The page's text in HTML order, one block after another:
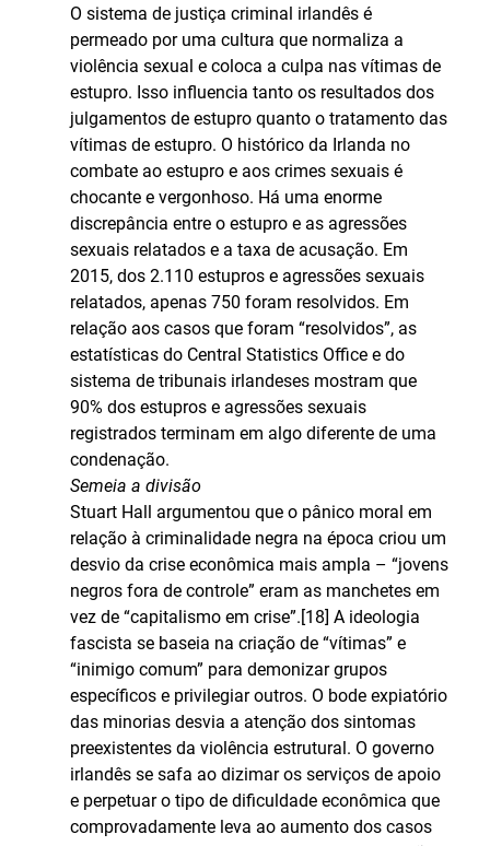
O sistema de justiça criminal irlandês é
permeado por uma cultura que normaliza a
violência sexual e coloca a culpa nas vítimas de
estupro. Isso influencia tanto os resultados dos
julgamentos de estupro quanto o tratamento das
vítimas de estupro. O histórico da Irlanda no
combate ao estupro e aos crimes sexuais é
chocante e vergonhoso. Há uma enorme
discrepância entre o estupro e as agressões
sexuais relatados e a taxa de acusação. Em
2015, dos 2.110 estupros e agressões sexuais
relatados, apenas 750 foram resolvidos. Em
relação aos casos que foram “resolvidos”, as
estatísticas do Central Statistics Office e do
sistema de tribunais irlandeses mostram que
90% dos estupros e agressões sexuais
registrados terminam em algo diferente de uma
condenação.
Semeia a divisão
Stuart Hall argumentou que o pânico moral em
relação à criminalidade negra na época criou um
desvio da crise econômica mais ampla – “jovens
negros fora de controle” eram as manchetes em
vez de “capitalismo em crise”.[18] A ideologia
fascista se baseia na criação de “vítimas” e
“inimigo comum” para demonizar grupos
específicos e privilegiar outros. O bode expiatório
das minorias desvia a atenção dos sintomas
preexistentes da violência estrutural. O governo
irlandês se safa ao dizimar os serviços de apoio
e perpetuar o tipo de dificuldade econômica que
comprovadamente leva ao aumento dos casos